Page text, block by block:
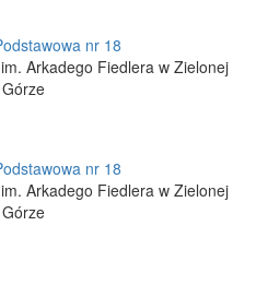
im. Arkadego Fiedlera w Zielonej
Górze
im. Arkadego Fiedlera w Zielonej
Górze